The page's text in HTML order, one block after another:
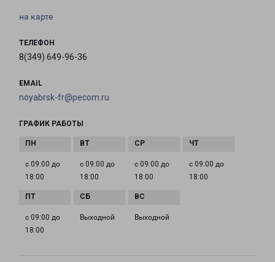
на карте
ТЕЛЕФОН
8(349) 649-96-36
EMAIL
noyabrsk-fr@pecom.ru
ГРАФИК РАБОТЫ
с 09:00 до
18:00
с 09:00 до
18:00
с 09:00 до
18:00
с 09:00 до
18:00
с 09:00 до
18:00
Выходной Выходной